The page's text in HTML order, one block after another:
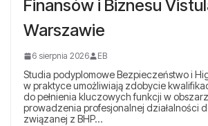
Finansów i Biznesu
Warszawie
6 sierpnia 2026 EB
Studia podyplomowe Bezpieczeństwo i
w praktyce umożliwiają zdobycie
do pełnienia kluczowych funkcji w
prowadzenia profesjonalnej działalności
związanej z BHP…